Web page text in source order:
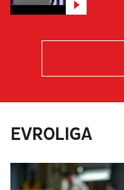
EVROLIGA